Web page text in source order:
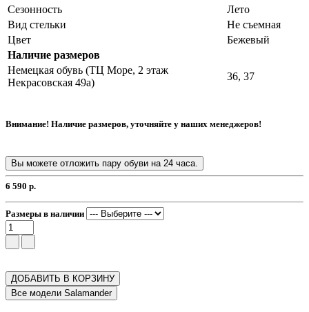
Сезонность
Лето
Вид стельки
Не съемная
Цвет
Бежевый
Наличие размеров
Немецкая обувь (ТЦ Море, 2 этаж
Некрасовская 49а)
36, 37
Внимание! Наличие размеров, уточняйте у наших менеджеров!
Вы можете отложить пару обуви на 24 часа.
6 590 р.
Размеры в наличии
ДОБАВИТЬ В КОРЗИНУ